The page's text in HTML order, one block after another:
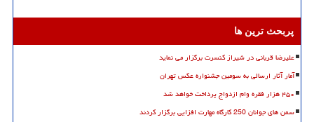
پربحث ترین ها
علیرضا قربانی در شیراز کنسرت برگزار می نماید
آمار آثار ارسالی به سومین جشنواره عکس تهران
۴۵۰ هزار فقره وام ازدواج پرداخت خواهد شد
سمن های جوانان 250 کارگاه مهارت افزایی برگزار کردند